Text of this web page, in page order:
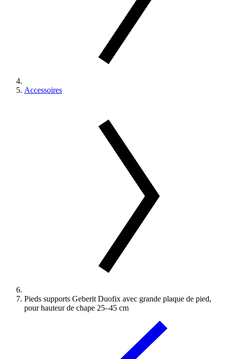
Accessoires
Pieds supports Geberit Duofix avec grande plaque de pied,
pour hauteur de chape 25–45 cm